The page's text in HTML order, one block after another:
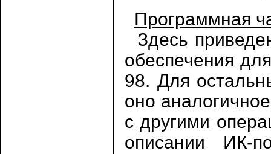
Программная
Здесь
обеспечения
98. Для
оно
с другими
описании ИК-